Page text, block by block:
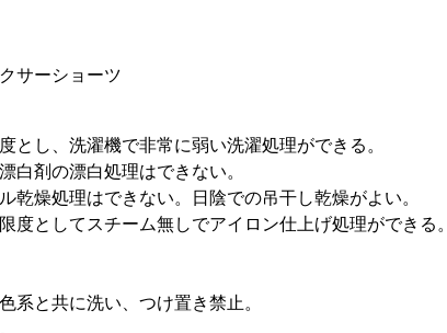
サーショーツ
とし、洗濯機で非常に弱い洗濯処理ができる。
白剤の漂白処理はできない。
乾燥処理はできない。日陰での吊干し乾燥がよい。
度としてスチーム無しでアイロン仕上げ処理ができる。
系と共に洗い、つけ置き禁止。